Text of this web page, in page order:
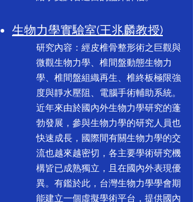
生物力學實驗室(王兆麟教授)
研究內容：經皮椎骨整形術之巨觀與
微觀生物力學、椎間盤動態生物力
學、椎間盤組織再生、椎終板極限強
度與靜水壓阻、電腦手術輔助系統。
近年來由於國內外生物力學研究的蓬
勃發展，參與生物力學的研究人員也
快速成長，國際間有關生物力學的交
流也越來越密切，各主要學術研究機
構皆已成熟獨立，且在國內外表現優
異。有鑑於此，台灣生物力學學會期
能建立一個虛擬學術平台，提供國內